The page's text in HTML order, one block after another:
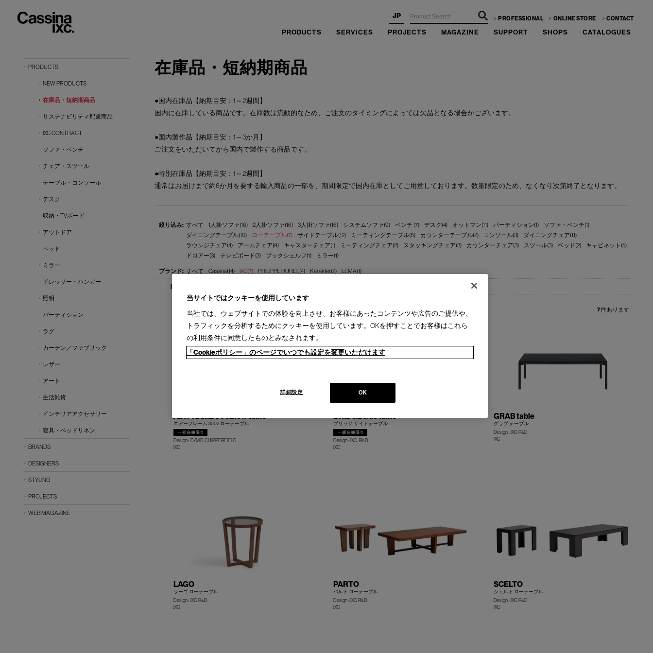
JP PROFESSIONAL ONLINE STORE CONTACT
PRODUCTS SERVICES PROJECTS MAGAZINE SUPPORT SHOPS CATALOGUES
在庫品・短納期商品
●国内在庫品【納期目安：1～2週間】
国内に在庫している商品です。在庫数は流動的なため、ご注文のタイミングによっては欠品となる場合がございます。
●国内製作品【納期目安：1～3か月】
ご注文をいただいてから国内で製作する商品です。
●特別在庫品【納期目安：1～2週間】
通常はお届けまで約6か月を要する輸入商品の一部を、期間限定で国内在庫としてご用意しております。数量限定のため、なくなり次第終了となります。
すべて 1人掛ソファ(16) 2人掛ソファ(16) 3人掛ソファ(16) システムソファ(9) ベンチ (7) デスク(4) オットマン(11) パーティション(1)
ソファ・ベンチ(1)
ダイニングテーブル(10)
ローテーブル(7) サイドテーブル(12) ミーティングテーブル(8) カウンターテーブル(2) コンソール(3)
ダイニングチェア(11)
ラウンジチェア(4)
アームチェア(9) キャスターチェア(1) ミーティングチェア(2) スタッキングチェア(3) カウンターチェア(3) スツール(3) ベッド(2)
キャビネット(5)
ドロアー(3)
テレビボード(3) ブックシェルフ(1) ミラー(1)
すべて Cassina(14) IXC(7) PHILIPPE HUREL(4) Karakter(2) LEMA(1)
7件あります
AIR FRAME 3002 low table
エアーフレーム 3002 ローテーブル
Design : DAVID CHIPPERFIELD
IXC
BRIDGE side table
ブリッジ サイドテーブル
Design : IXC. R&D
IXC
GRAB table
グラブ テーブル
Design : IXC R&D
IXC
LAGO
ラーゴ ローテーブル
Design : IXC R&D
IXC
PARTO
パルト ローテーブル
Design : IXC R&D
IXC
SCELTO
シェルト ローテーブル
Design : IXC R&D
IXC
PRODUCTS
NEW PRODUCTS
在庫品・短納期商品
サステナビリティ配慮商品
IXC CONTRACT
ソファ・ベンチ
チェア・スツール
テーブル・コンソール
デスク
収納・TVボード
アウトドア
ベッド
ミラー
ドレッサー・ハンガー
照明
パーティション
ラグ
カーテン／ファブリック
レザー
アート
生活雑貨
インテリアアクセサリー
寝具・ベッドリネン
BRANDS
DESIGNERS
STYLING
PROJECTS
WEB MAGAZINE
当サイトではクッキーを使用しています
当社では、ウェブサイトでの体験を向上させ、お客様にあったコンテンツや広告のご提供や、
トラフィックを分析するためにクッキーを使用しています。OKを押すことでお客様はこれら
の利用条件に同意したものとみなされます。
「Cookieポリシー」のページでいつでも設定を変更いただけます
OK
詳細設定